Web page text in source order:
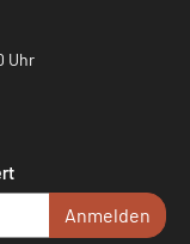
Uhr
Anmelden